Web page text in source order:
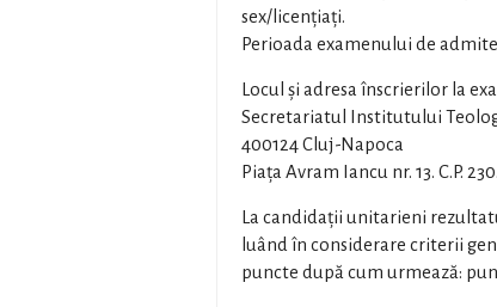
sex/licenţiaţi.
Perioada examenului de
Locul şi adresa înscrierilor la
Secretariatul Institutului
400124 Cluj-Napoca
Piaţa Avram Iancu nr. 13. C.P. 230.
La candidaţii unitarieni
luând în considerare criterii
puncte după cum urmează: